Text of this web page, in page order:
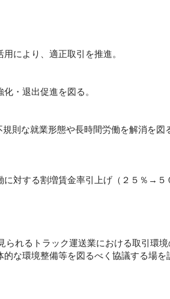
により、適正取引を推進。
・退出促進を図る。
則な就業形態や長時間労働を解消を図
対する割増賃金率引上げ（２５％→５
れるトラック運送業における取引環
な環境整備等を図るべく協議する場を